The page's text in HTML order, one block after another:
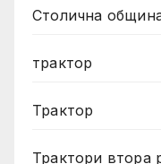
Столична
трактор
Трактор
Трактори втора